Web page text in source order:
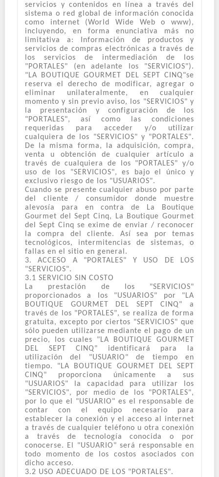
servicios y contenidos en línea a través del
sistema o red global de información conocida
como internet (World Wide Web o www),
incluyendo, en forma enunciativa más no
limitativa a: Información de productos y
servicios de compras electrónicas a través de
los servicios de intermediación de los
"PORTALES" (en adelante los "SERVICIOS").
"LA BOUTIQUE GOURMET DEL SEPT CINQ"se
reserva el derecho de modificar, agregar o
eliminar unilateralmente, en cualquier
momento y sin previo aviso, los "SERVICIOS" y
la presentación y configuración de los
"PORTALES", así como las condiciones
requeridas para acceder y/o utilizar
cualquiera de los "SERVICIOS" y "PORTALES".
De la misma forma, la adquisición, compra,
venta u obtención de cualquier artículo a
través de cualquiera de los "PORTALES" y/o
uso de los "SERVICIOS", es bajo el único y
exclusivo riesgo de los "USUARIOS".
Cuando se presente cualquier abuso por parte
del cliente / consumidor donde muestre
alevosía para en contra de La Boutique
Gourmet del Sept Cinq, La Boutique Gourmet
del Sept Cinq se exime de enviar / reconocer
la compra del cliente. Así sea por temas
tecnológicos, intermitencias de sistemas, o
fallas en el sitio en general.
3. ACCESO A "PORTALES" Y USO DE LOS
"SERVICIOS".
3.1 SERVICIO SIN COSTO
La prestación de los "SERVICIOS"
proporcionados a los "USUARIOS" por "LA
BOUTIQUE GOURMET DEL SEPT CINQ" a
través de los "PORTALES", se realiza de forma
gratuita, excepto por ciertos "SERVICIOS" que
sólo pueden utilizarse mediante el pago de un
precio, los cuales "LA BOUTIQUE GOURMET
DEL SEPT CINQ" identificará para la
utilización del "USUARIO" de tiempo en
tiempo. "LA BOUTIQUE GOURMET DEL SEPT
CINQ" proporciona únicamente a sus
"USUARIOS" la capacidad para utilizar los
"SERVICIOS", por medio de los "PORTALES",
por lo que el "USUARIO" es el responsable de
contar con el equipo necesario para
establecer la conexión y el acceso al internet
a través de cualquier teléfono u otra conexión
a través de tecnología conocida o por
conocerse. El "USUARIO" será responsable en
todo momento de los costos asociados con
dicho acceso.
3.2 USO ADECUADO DE LOS "PORTALES".